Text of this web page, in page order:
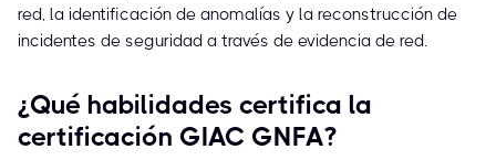
red, la identificación de anomalías y la reconstrucción de
incidentes de seguridad a través de evidencia de red.
¿Qué habilidades certifica la
certificación GIAC GNFA?